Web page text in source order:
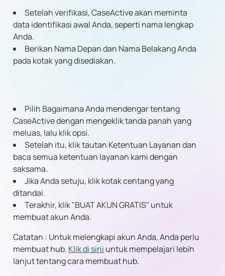
Setelah verifikasi, CaseActive akan meminta
data identifikasi awal Anda, seperti nama lengkap
Anda.
Berikan Nama Depan dan Nama Belakang Anda
pada kotak yang disediakan.
Pilih Bagaimana Anda mendengar tentang
CaseActive dengan mengeklik tanda panah yang
meluas, lalu klik opsi.
Setelah itu, klik tautan Ketentuan Layanan dan
baca semua ketentuan layanan kami dengan
saksama.
Jika Anda setuju, klik kotak centang yang
ditandai.
Terakhir, klik "BUAT AKUN GRATIS" untuk
membuat akun Anda.
Catatan : Untuk melengkapi akun Anda, Anda perlu
membuat hub. Klik di sini untuk mempelajari lebih
lanjut tentang cara membuat hub.